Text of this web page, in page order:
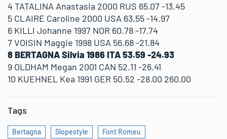
4 TATALINA Anastasia 2000 RUS 65.07 -13.45
5 CLAIRE Caroline 2000 USA 63.55 -14.97
6 KILLI Johanne 1997 NOR 60.78 -17.74
7 VOISIN Maggie 1998 USA 56.68 -21.84
8 BERTAGNA Silvia 1986 ITA 53.59 -24.93
9 OLDHAM Megan 2001 CAN 52.11 -26.41
10 KUEHNEL Kea 1991 GER 50.52 -28.00 260.00
Tags
Bertagna Slopestyle Font Romeu